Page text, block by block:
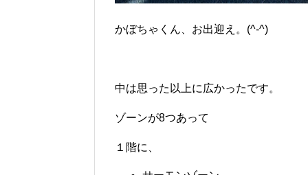
かぼちゃくん、お出迎え。(^-^)
中は思った以上に広かったです。
ゾーンが8つあって
１階に、